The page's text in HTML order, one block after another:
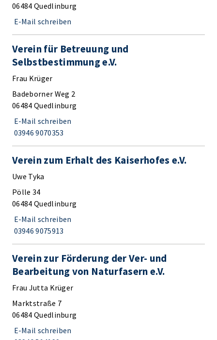
06484 Quedlinburg
E-Mail schreiben
Verein für Betreuung und
Selbstbestimmung e.V.
Frau Krüger
Badeborner Weg 2
06484 Quedlinburg
E-Mail schreiben
03946 9070353
Verein zum Erhalt des Kaiserhofes e.V.
Uwe Tyka
Pölle 34
06484 Quedlinburg
E-Mail schreiben
03946 9075913
Verein zur Förderung der Ver- und
Bearbeitung von Naturfasern e.V.
Frau Jutta Krüger
Marktstraße 7
06484 Quedlinburg
E-Mail schreiben